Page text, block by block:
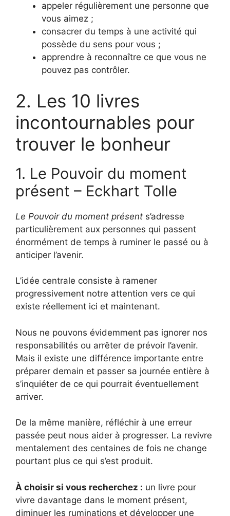
appeler régulièrement une personne que
vous aimez ;
consacrer du temps à une activité qui
possède du sens pour vous ;
apprendre à reconnaître ce que vous ne
pouvez pas contrôler.
2. Les 10 livres
incontournables pour
trouver le bonheur
1. Le Pouvoir du moment
présent – Eckhart Tolle
Le Pouvoir du moment présent s’adresse
particulièrement aux personnes qui passent
énormément de temps à ruminer le passé ou à
anticiper l’avenir.
L’idée centrale consiste à ramener
progressivement notre attention vers ce qui
existe réellement ici et maintenant.
Nous ne pouvons évidemment pas ignorer nos
responsabilités ou arrêter de prévoir l’avenir.
Mais il existe une différence importante entre
préparer demain et passer sa journée entière à
s’inquiéter de ce qui pourrait éventuellement
arriver.
De la même manière, réfléchir à une erreur
passée peut nous aider à progresser. La revivre
mentalement des centaines de fois ne change
pourtant plus ce qui s’est produit.
À choisir si vous recherchez : un livre pour
vivre davantage dans le moment présent,
diminuer les ruminations et développer une